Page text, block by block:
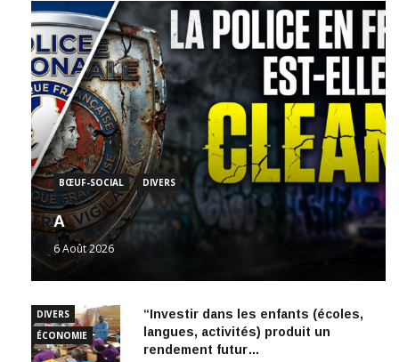
BŒUF-SOCIAL DIVERS
A
6 Août 2026
DIVERS
ÉCONOMIE
“Investir dans les enfants (écoles,
langues, activités) produit un
rendement futur…